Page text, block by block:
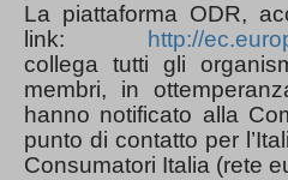
La piattaforma ODR,
link:
http://
collega tutti gli
membri, in
hanno notificato alla
punto di contatto per
Consumatori Italia (rete